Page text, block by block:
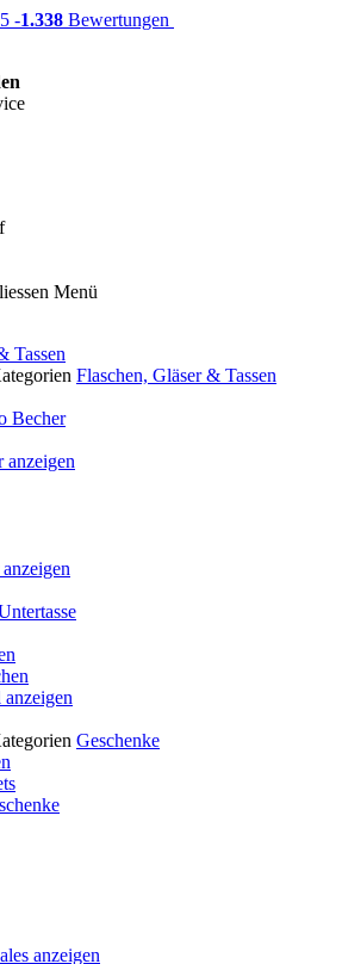
-1.338 Bewertungen
Menü
Tassen
Flaschen, Gläser & Tassen
Becher
anzeigen
Geschenke
anzeigen